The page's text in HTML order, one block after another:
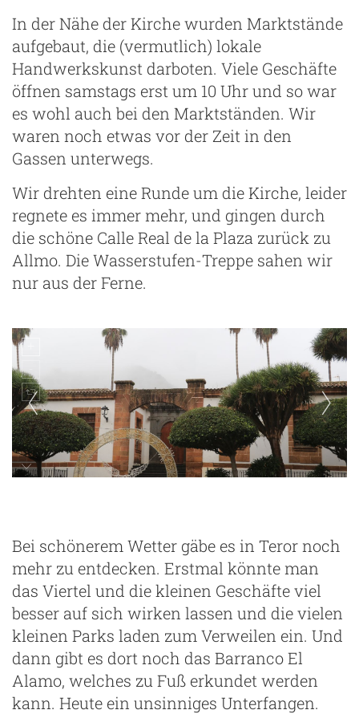
In der Nähe der Kirche wurden Marktstände
aufgebaut, die (vermutlich) lokale
Handwerkskunst darboten. Viele Geschäfte
öffnen samstags erst um 10 Uhr und so war
es wohl auch bei den Marktständen. Wir
waren noch etwas vor der Zeit in den
Gassen unterwegs.
Wir drehten eine Runde um die Kirche, leider
regnete es immer mehr, und gingen durch
die schöne Calle Real de la Plaza zurück zu
Allmo. Die Wasserstufen-Treppe sahen wir
nur aus der Ferne.
Bei schönerem Wetter gäbe es in Teror noch
mehr zu entdecken. Erstmal könnte man
das Viertel und die kleinen Geschäfte viel
besser auf sich wirken lassen und die vielen
kleinen Parks laden zum Verweilen ein. Und
dann gibt es dort noch das Barranco El
Alamo, welches zu Fuß erkundet werden
kann. Heute ein unsinniges Unterfangen.